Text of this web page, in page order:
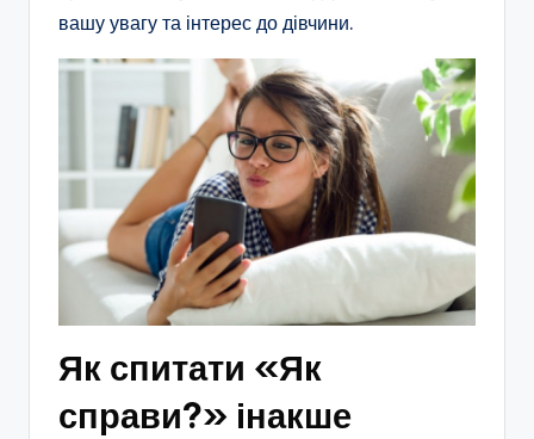
вашу увагу та інтерес до дівчини.
Як спитати «Як
справи?» інакше